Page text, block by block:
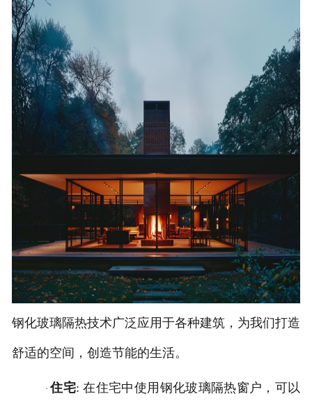
钢化玻璃隔热技术广泛应用于各种建筑，为我们打造
舒适的空间，创造节能的生活。
·住宅: 在住宅中使用钢化玻璃隔热窗户，可以